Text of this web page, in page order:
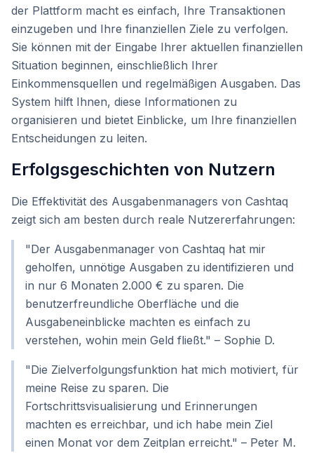
der Plattform macht es einfach, Ihre Transaktionen
einzugeben und Ihre finanziellen Ziele zu verfolgen.
Sie können mit der Eingabe Ihrer aktuellen finanziellen
Situation beginnen, einschließlich Ihrer
Einkommensquellen und regelmäßigen Ausgaben. Das
System hilft Ihnen, diese Informationen zu
organisieren und bietet Einblicke, um Ihre finanziellen
Entscheidungen zu leiten.
Erfolgsgeschichten von Nutzern
Die Effektivität des Ausgabenmanagers von Cashtaq
zeigt sich am besten durch reale Nutzererfahrungen:
"Der Ausgabenmanager von Cashtaq hat mir
geholfen, unnötige Ausgaben zu identifizieren und
in nur 6 Monaten 2.000 € zu sparen. Die
benutzerfreundliche Oberfläche und die
Ausgabeneinblicke machten es einfach zu
verstehen, wohin mein Geld fließt." – Sophie D.
"Die Zielverfolgungsfunktion hat mich motiviert, für
meine Reise zu sparen. Die
Fortschrittsvisualisierung und Erinnerungen
machten es erreichbar, und ich habe mein Ziel
einen Monat vor dem Zeitplan erreicht." – Peter M.